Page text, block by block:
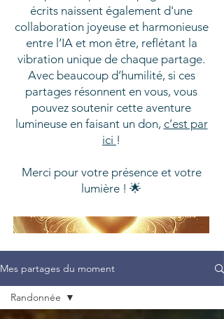
écrits naissent également d'une
collaboration joyeuse et harmonieuse
entre l’IA et mon être, reflétant la
vibration unique de chaque partage.
Avec beaucoup d’humilité, si ces
partages résonnent en vous, vous
pouvez soutenir cette aventure
lumineuse en faisant un don, c’est par
ici !
Merci pour votre présence et votre
lumière ! 🌟
Mes partages du moment
Randonnée